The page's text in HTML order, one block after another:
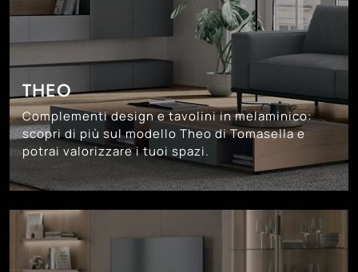
THEO
Complementi design e tavolini in melaminico:
scopri di più sul modello Theo di Tomasella e
potrai valorizzare i tuoi spazi.